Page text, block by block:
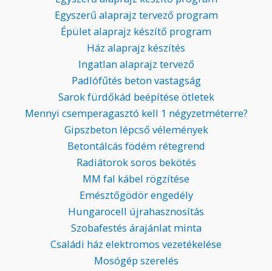
Egyszerű alaprajz tervező program
Épület alaprajz készítő program
Ház alaprajz készítés
Ingatlan alaprajz tervező
Padlófűtés beton vastagság
Sarok fürdőkád beépítése ötletek
Mennyi csemperagasztó kell 1 négyzetméterre?
Gipszbeton lépcső vélemények
Betontálcás födém rétegrend
Radiátorok soros bekötés
MM fal kábel rögzítése
Emésztőgödör engedély
Hungarocell újrahasznosítás
Szobafestés árajánlat minta
Családi ház elektromos vezetékelése
Mosógép szerelés